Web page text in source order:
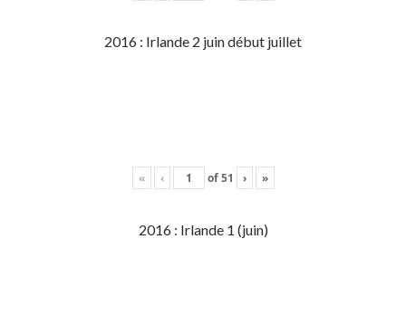
2016 : Irlande 2 juin début juillet
« ‹ of51 › »
2016 : Irlande 1 (juin)